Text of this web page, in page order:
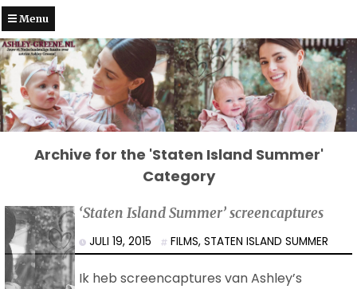
Menu
Archive for the 'Staten Island Summer'
Category
‘Staten Island Summer’ screencaptures
JULI 19, 2015 FILMS,STATEN ISLAND SUMMER
Ik heb screencaptures van Ashley’s